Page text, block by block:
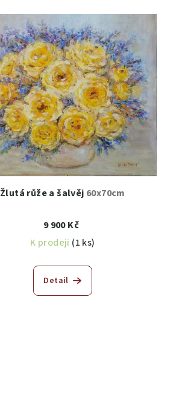
Žlutá růže a šalvěj 60x70cm
9 900 Kč
K prodeji (1 ks)
Detail